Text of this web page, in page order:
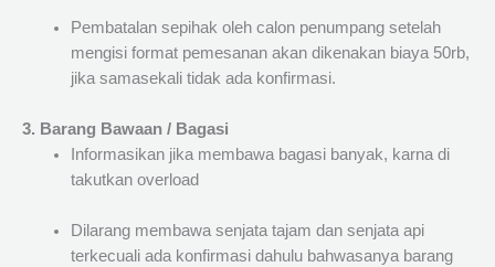
Pembatalan sepihak oleh calon penumpang setelah
mengisi format pemesanan akan dikenakan biaya 50rb,
jika samasekali tidak ada konfirmasi.
3. Barang Bawaan / Bagasi
Informasikan jika membawa bagasi banyak, karna di
takutkan overload
Dilarang membawa senjata tajam dan senjata api
terkecuali ada konfirmasi dahulu bahwasanya barang